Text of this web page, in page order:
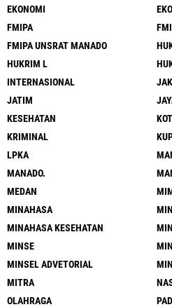
EKONOMI
FMIPA
FMIPA UNSRAT MANADO
HUKRIM L
INTERNASIONAL
JATIM
KESEHATAN
KRIMINAL
LPKA
MANADO.
MEDAN
MINAHASA
MINAHASA KESEHATAN
MINSE
MINSEL ADVETORIAL
MITRA
OLAHRAGA